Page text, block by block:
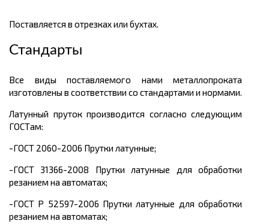
Поставляется в отрезках или бухтах.
Стандарты
Все виды поставляемого нами металлопроката
изготовлены в соответствии со стандартами и нормами.
Латунный пруток производится согласно следующим
ГОСТам:
-ГОСТ 2060-2006 Прутки латунные;
-ГОСТ 31366-2008 Прутки латунные для обработки
резанием на автоматах;
-ГОСТ Р 52597-2006 Прутки латунные для обработки
резанием на автоматах;